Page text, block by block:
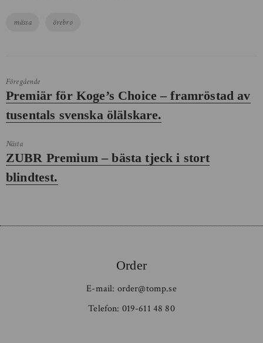
Tags
mässa örebro
Föregående
Föregående
inlägg:
Premiär för Koge’s Choice – framröstad av
tusentals svenska ölälskare.
Nästa
Nästa
inlägg:
ZUBR Premium – bästa tjeck i stort
blindtest.
Order
E-mail: order@tomp.se
Telefon: 019-611 48 80